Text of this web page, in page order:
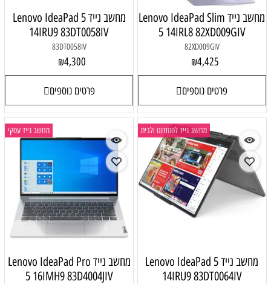
מחשב נייד Lenovo IdeaPad Slim
5 14IRL8 82XD009GIV
82XD009GIV
₪4,425
פרטים נוספים
מחשב נייד Lenovo IdeaPad 5
14IRU9 83DT0058IV
83DT0058IV
₪4,300
פרטים נוספים
מחשב נייד לסטודנט ולבית
מחשב נייד Lenovo IdeaPad 5
14IRU9 83DT0064IV
מחשב נייד עסקי
מחשב נייד Lenovo IdeaPad Pro
5 16IMH9 83D4004JIV